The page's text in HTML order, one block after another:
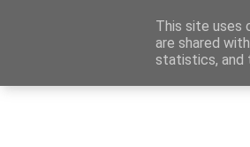
Καταχώρηση
This site uses
are shared
statistics, and